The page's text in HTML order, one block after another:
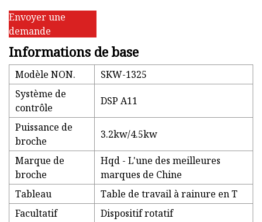
Envoyer une
demande
Informations de base
Modèle NON.
SKW-1325
Système de
contrôle
DSP A11
Puissance de
broche
3.2kw/4.5kw
Marque de
broche
Hqd - L'une des meilleures
marques de Chine
Tableau
Table de travail à rainure en T
Facultatif
Dispositif rotatif